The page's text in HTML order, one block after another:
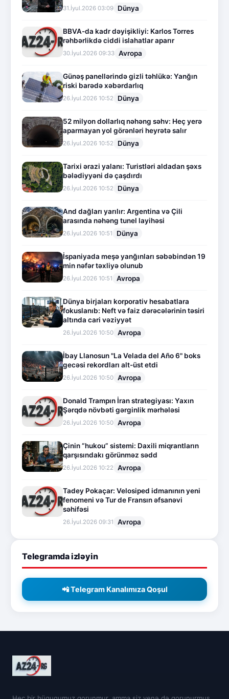
31.İyul.2026 03:09 Dünya
BBVA-da kadr dəyişikliyi: Karlos Torres
rəhbərlikdə ciddi islahatlar aparır
30.İyul.2026 09:33 Avropa
Günəş panellərində gizli təhlükə: Yanğın
riski barədə xəbərdarlıq
26.İyul.2026 10:52 Dünya
52 milyon dollarlıq nəhəng səhv: Heç yerə
aparmayan yol görənləri heyrətə salır
26.İyul.2026 10:52 Dünya
Tarixi ərazi yalanı: Turistləri aldadan şəxs
bələdiyyəni də çaşdırdı
26.İyul.2026 10:52 Dünya
And dağları yarılır: Argentina və Çili
arasında nəhəng tunel layihəsi
26.İyul.2026 10:51 Dünya
İspaniyada meşə yanğınları səbəbindən 19
min nəfər təxliyə olunub
26.İyul.2026 10:51 Avropa
Dünya birjaları korporativ hesabatlara
fokuslanıb: Neft və faiz dərəcələrinin təsiri
altında cari vəziyyət
26.İyul.2026 10:50 Avropa
İbay Llanosun "La Velada del Año 6" boks
gecəsi rekordları alt-üst etdi
26.İyul.2026 10:50 Avropa
Donald Trampın İran strategiyası: Yaxın
Şərqdə növbəti gərginlik mərhələsi
26.İyul.2026 10:50 Avropa
Çinin “hukou” sistemi: Daxili miqrantların
qarşısındakı görünməz sədd
26.İyul.2026 10:22 Avropa
Tadey Pokaçar: Velosiped idmanının yeni
fenomeni və Tur de Fransın əfsanəvi
səhifəsi
26.İyul.2026 09:31 Avropa
Telegramda izləyin
📲 Telegram Kanalımıza Qoşul